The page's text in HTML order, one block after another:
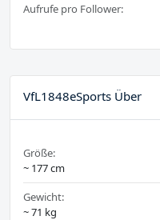
Aufrufe pro Follower:
VfL1848eSports Über
Größe:
~ 177 cm
Gewicht:
~ 71 kg